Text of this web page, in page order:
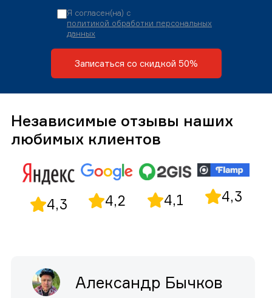
Я согласен(на) с
политикой обработки персональных
данных
Записаться со скидкой 50%
Независимые отзывы наших
любимых клиентов
4,3 4,2 4,1 4,3
Александр Бычков